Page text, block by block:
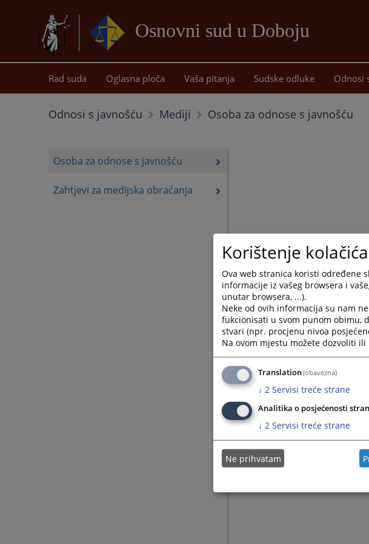
Osnovni sud u Doboju
sadržaj
Rad suda Oglasna ploča Vaša pitanja Sudske odluke Odnosi
Odnosi s javnošću Mediji Osoba za odnose s javnošću
Osoba za odnose s javnošću
Zahtjevi za medijska obraćanja
Korištenje kolačića
Ova web stranica koristi određene
informacije iz vašeg browsera i
unutar browsera, ...).
Neke od ovih informacija su nam
fukcionisati u svom punom obimu,
stvari (npr. procjenu nivoa
Na ovom mjestu možete dozvoliti
Translation(obavezna)
↓ 2 Servisi treće strane
Analitika o posjećenosti
↓ 2 Servisi treće strane
Ne prihvatam